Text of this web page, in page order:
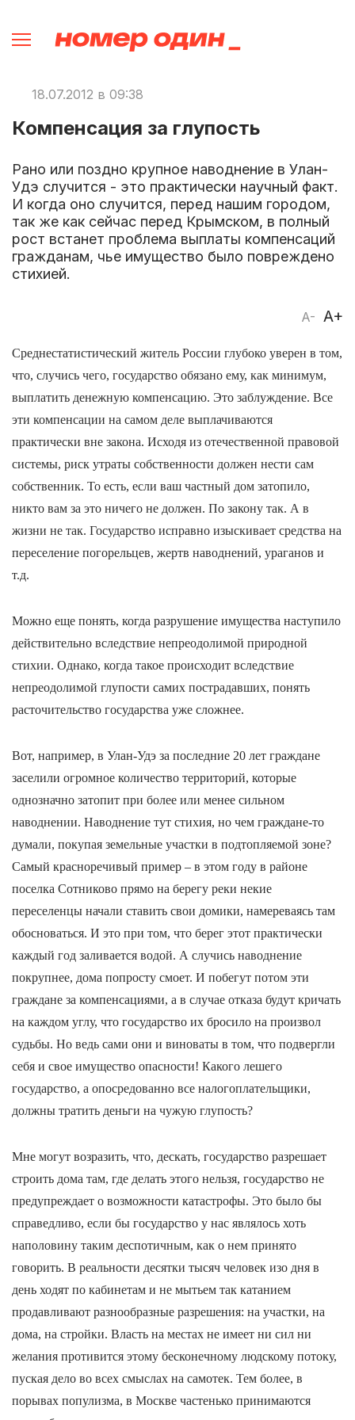
18.07.2012 в 09:38
Компенсация за глупость
Рано или поздно крупное наводнение в Улан-
Удэ случится - это практически научный факт.
И когда оно случится, перед нашим городом,
так же как сейчас перед Крымском, в полный
рост встанет проблема выплаты компенсаций
гражданам, чье имущество было повреждено
стихией.
A- A+
Среднестатистический житель России глубоко уверен в том,
что, случись чего, государство обязано ему, как минимум,
выплатить денежную компенсацию. Это заблуждение. Все
эти компенсации на самом деле выплачиваются
практически вне закона. Исходя из отечественной правовой
системы, риск утраты собственности должен нести сам
собственник. То есть, если ваш частный дом затопило,
никто вам за это ничего не должен. По закону так. А в
жизни не так. Государство исправно изыскивает средства на
переселение погорельцев, жертв наводнений, ураганов и
т.д.
Можно еще понять, когда разрушение имущества наступило
действительно вследствие непреодолимой природной
стихии. Однако, когда такое происходит вследствие
непреодолимой глупости самих пострадавших, понять
расточительство государства уже сложнее.
Вот, например, в Улан-Удэ за последние 20 лет граждане
заселили огромное количество территорий, которые
однозначно затопит при более или менее сильном
наводнении. Наводнение тут стихия, но чем граждане-то
думали, покупая земельные участки в подтопляемой зоне?
Самый красноречивый пример – в этом году в районе
поселка Сотниково прямо на берегу реки некие
переселенцы начали ставить свои домики, намереваясь там
обосноваться. И это при том, что берег этот практически
каждый год заливается водой. А случись наводнение
покрупнее, дома попросту смоет. И побегут потом эти
граждане за компенсациями, а в случае отказа будут кричать
на каждом углу, что государство их бросило на произвол
судьбы. Но ведь сами они и виноваты в том, что подвергли
себя и свое имущество опасности! Какого лешего
государство, а опосредованно все налогоплательщики,
должны тратить деньги на чужую глупость?
Мне могут возразить, что, дескать, государство разрешает
строить дома там, где делать этого нельзя, государство не
предупреждает о возможности катастрофы. Это было бы
справедливо, если бы государство у нас являлось хоть
наполовину таким деспотичным, как о нем принято
говорить. В реальности десятки тысяч человек изо дня в
день ходят по кабинетам и не мытьем так катанием
продавливают разнообразные разрешения: на участки, на
дома, на стройки. Власть на местах не имеет ни сил ни
желания противится этому бесконечному людскому потоку,
пуская дело во всех смыслах на самотек. Тем более, в
порывах популизма, в Москве частенько принимаются